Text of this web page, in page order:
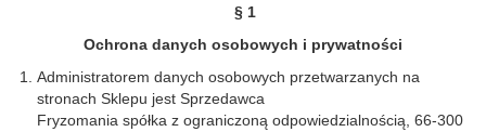
§ 1
Ochrona danych osobowych i prywatności
Administratorem danych osobowych przetwarzanych na
stronach Sklepu jest Sprzedawca
Fryzomania spółka z ograniczoną odpowiedzialnością, 66-300